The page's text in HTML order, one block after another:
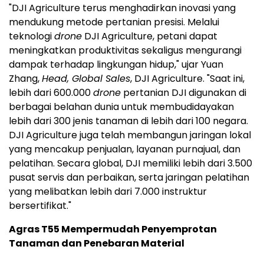
"DJI Agriculture terus menghadirkan inovasi yang
mendukung metode pertanian presisi. Melalui
teknologidrone DJI Agriculture, petani dapat
meningkatkan produktivitas sekaligus mengurangi
dampak terhadap lingkungan hidup," ujar Yuan
Zhang,Head, Global Sales, DJI Agriculture. "Saat ini,
lebih dari 600.000drone pertanian DJI digunakan di
berbagai belahan dunia untuk membudidayakan
lebih dari 300 jenis tanaman di lebih dari 100 negara.
DJI Agriculture juga telah membangun jaringan lokal
yang mencakup penjualan, layanan purnajual, dan
pelatihan. Secara global, DJI memiliki lebih dari 3.500
pusat servis dan perbaikan, serta jaringan pelatihan
yang melibatkan lebih dari 7.000 instruktur
bersertifikat."
Agras T55 Mempermudah Penyemprotan
Tanaman dan Penebaran Material